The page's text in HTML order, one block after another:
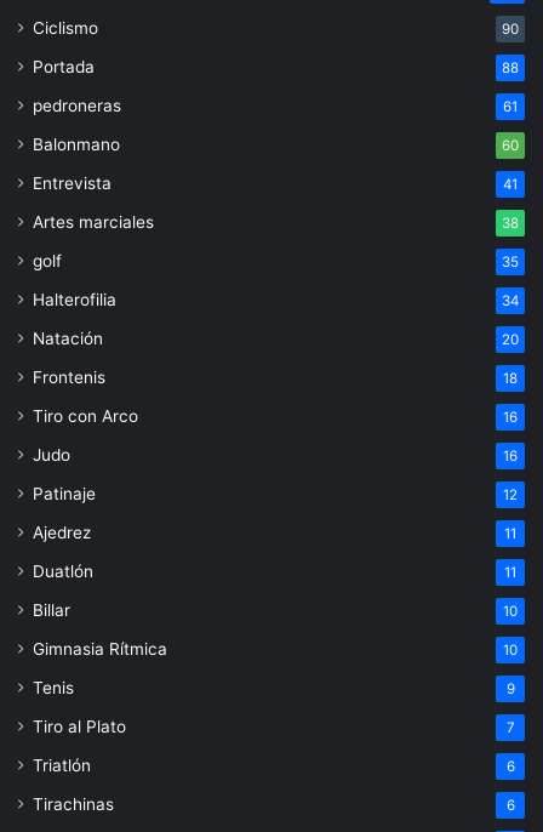
Ciclismo 90
Portada 88
pedroneras 61
Balonmano 60
Entrevista 41
Artes marciales 38
golf 35
Halterofilia 34
Natación 20
Frontenis 18
Tiro con Arco 16
Judo 16
Patinaje 12
Ajedrez 11
Duatlón 11
Billar 10
Gimnasia Rítmica 10
Tenis 9
Tiro al Plato 7
Triatlón 6
Tirachinas 6